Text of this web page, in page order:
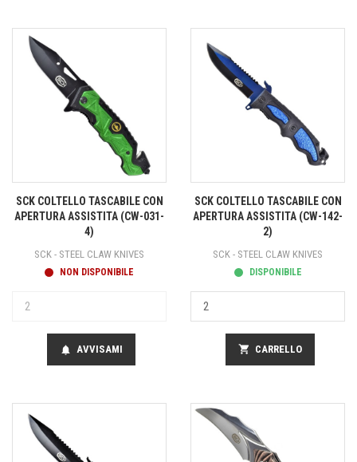
SCK COLTELLO TASCABILE CON
APERTURA ASSISTITA (CW-031-
4)
SCK - STEEL CLAW KNIVES
NON DISPONIBILE
notifications AVVISAMI
SCK COLTELLO TASCABILE CON
APERTURA ASSISTITA (CW-142-
2)
SCK - STEEL CLAW KNIVES
DISPONIBILE
shopping_cart CARRELLO